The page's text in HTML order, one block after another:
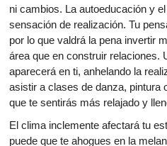
ni cambios. La autoeducación y
sensación de realización. Tu
por lo que valdrá la pena invertir
área que en construir relaciones.
aparecerá en ti, anhelando la
asistir a clases de danza, pintura
que te sentirás más relajado y
El clima inclemente afectará tu
puede que te ahogues en la